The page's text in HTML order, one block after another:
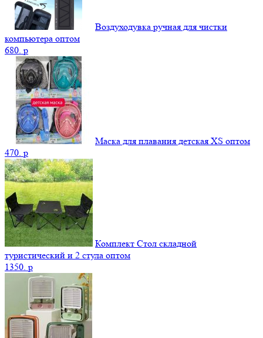
Воздуходувка ручная для чистки
компьютера оптом
680. p
Маска для плавания детская XS оптом
470. p
Комплект Стол складной
туристический и 2 стула оптом
1350. p